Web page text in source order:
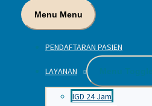
Menu Menu
PENDAFTARAN PASIEN
LAYANAN
IGD 24 Jam
PENUNJANG MEDIS
RADIOLOGI
LABORATORIUM
FARMASI